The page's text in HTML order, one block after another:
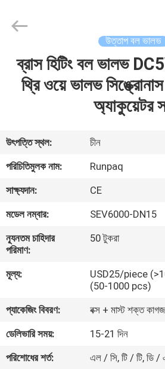
বাড়ি
আমাদের
সম্পর্কে
কারখানা
ভ্রমণ
নিয়ন্ত্রণ
যোগাযোগ
করুন
উত্তাপ বল ভালভ
ব্রাস হিটিং বল ভালভ
থ্রি ওয়ে ভালভ
অ্যাকুয়েটর
উৎপত্তি স্থল:
চীন
পরিচিতিমুলক নাম:
Runpaq
সাক্ষ্যদান:
CE
মডেল নম্বার:
SEV6000-DN15
ন্যূনতম চাহিদার
পরিমাণ:
50 টুকরা
মূল্য:
USD25/piece
(50-1000 pcs)
প্যাকেজিং বিবরণ:
বক্স + মাস্ট শক্ত
ডেলিভারি সময়:
15-21 দিন
পরিশোধের শর্ত:
এল / সি, টি / টি, ডি /